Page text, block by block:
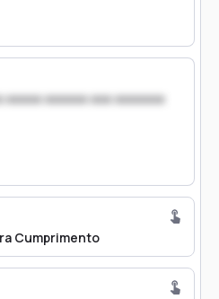
xxxxxx xxx xxxxxxx
Cumprimento